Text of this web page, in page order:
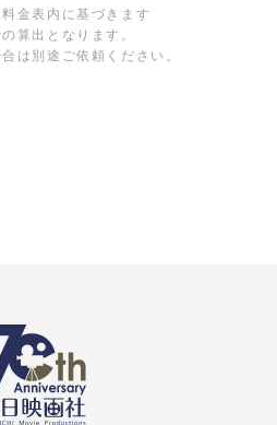
金表内に基づきます
算出となります。
は別途ご依頼ください。